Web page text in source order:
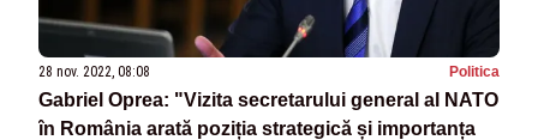
28 nov. 2022, 08:08 Politica
Gabriel Oprea: "Vizita secretarului general al NATO
în România arată poziția strategică și importanța